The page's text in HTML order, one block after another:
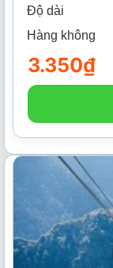
Độ dài
Hàng không
3.350₫